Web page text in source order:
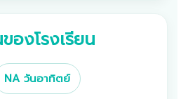
องโรงเรียน
NA วันอาทิตย์